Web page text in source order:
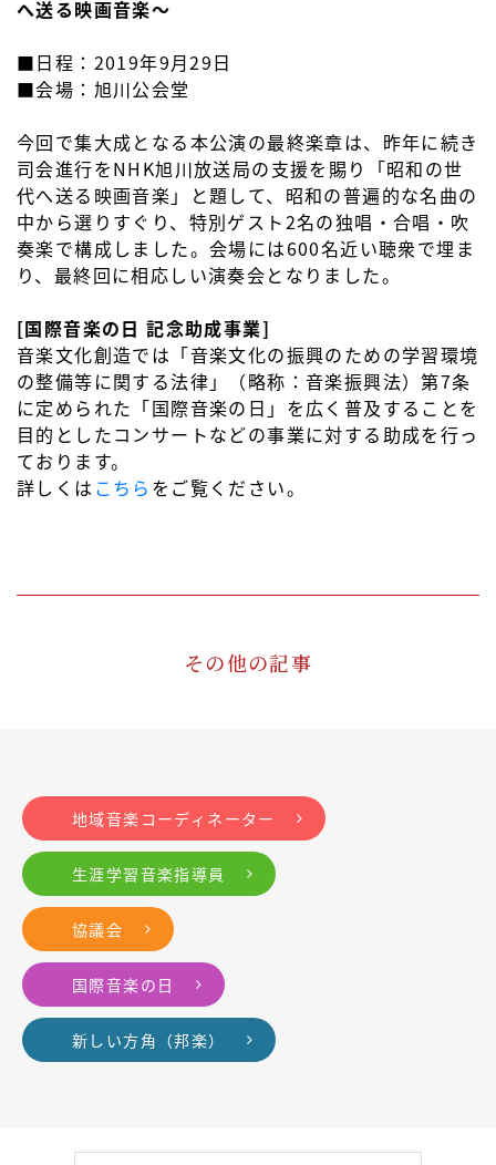
へ送る映画音楽～
■日程：2019年9月29日
■会場：旭川公会堂
今回で集大成となる本公演の最終楽章は、昨年に続き
司会進行をNHK旭川放送局の支援を賜り「昭和の世
代へ送る映画音楽」と題して、昭和の普遍的な名曲の
中から選りすぐり、特別ゲスト2名の独唱・合唱・吹
奏楽で構成しました。会場には600名近い聴衆で埋ま
り、最終回に相応しい演奏会となりました。
[国際音楽の日 記念助成事業]
音楽文化創造では「音楽文化の振興のための学習環境
の整備等に関する法律」（略称：音楽振興法）第7条
に定められた「国際音楽の日」を広く普及することを
目的としたコンサートなどの事業に対する助成を行っ
ております。
詳しくは こちら をご覧ください。
その他の記事
地域音楽コーディネーター
生涯学習音楽指導員
協議会
国際音楽の日
新しい方角（邦楽）